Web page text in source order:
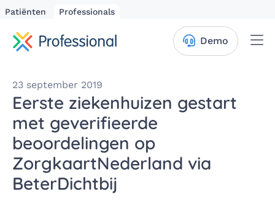
Patiënten Professionals
Demo
23 september 2019
Eerste ziekenhuizen gestart
met geverifieerde
beoordelingen op
ZorgkaartNederland via
BeterDichtbij